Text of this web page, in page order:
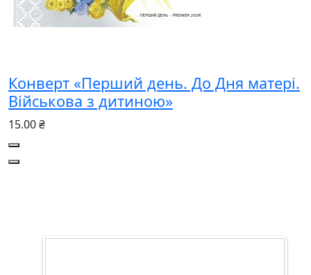
Конверт «Перший день. До Дня матері.
Військова з дитиною»
15.00 ₴